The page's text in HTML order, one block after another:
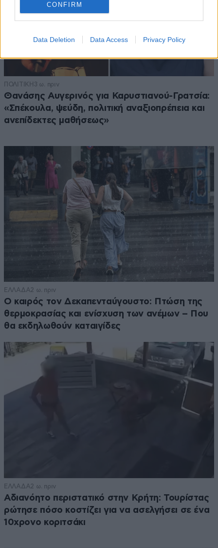
CONFIRM
Data Deletion Data Access Privacy Policy
ΠΟΛΙΤΙΚΗ 3 ω. πριν
Θανάσης Αυγερινός για Καρυστιανού-Γρατσία:
«Σπέκουλα, ψεύδη, πολιτική αναξιοπρέπεια και
ανεπίδεκτες μαθήσεως»
ΕΛΛΑΔΑ2 ω. πριν
Ο καιρός τον Δεκαπενταύγουστο: Πτώση της
θερμοκρασίας και ενίσχυση των ανέμων – Που
θα εκδηλωθούν καταιγίδες
ΕΛΛΑΔΑ2 ω. πριν
Αδιανόητο περιστατικό στην Κρήτη: Τουρίστας
ρώτησε πόσο κοστίζει για να ασελγήσει σε ένα
10χρονο κοριτσάκι